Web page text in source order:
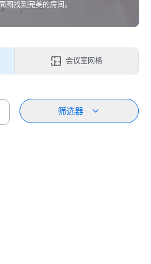
图找到完美的房间。
会议室网格
筛选器